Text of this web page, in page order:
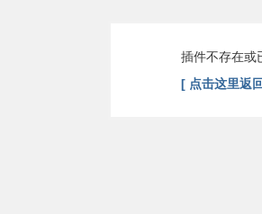
插件不存在或
[ 点击这里返